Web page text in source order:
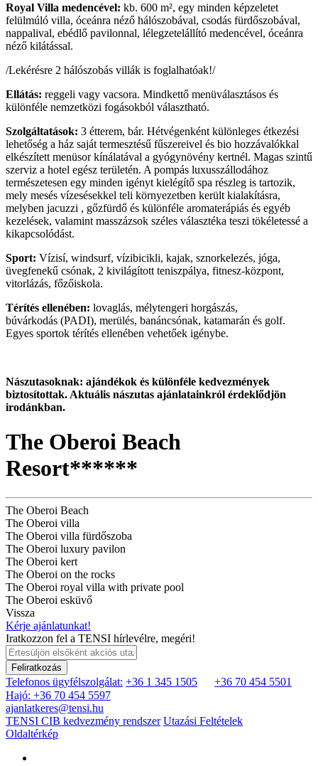
Royal Villa medencével: kb. 600 m², egy minden képzeletet
felülmúló villa, óceánra néző hálószobával, csodás fürdőszobával,
nappalival, ebédlő pavilonnal, lélegzetelállító medencével, óceánra
néző kilátással.
/Lekérésre 2 hálószobás villák is foglalhatóak!/
Ellátás: reggeli vagy vacsora. Mindkettő menüválasztásos és
különféle nemzetközi fogásokból választható.
Szolgáltatások: 3 étterem, bár. Hétvégenként különleges étkezési
lehetőség a ház saját termesztésű fűszereivel és bio hozzávalókkal
elkészített menüsor kínálatával a gyógynövény kertnél. Magas szintű
szerviz a hotel egész területén. A pompás luxusszállodához
természetesen egy minden igényt kielégítő spa részleg is tartozik,
mely mesés vízesésekkel teli környezetben került kialakításra,
melyben jacuzzi , gőzfürdő és különféle aromaterápiás és egyéb
kezelések, valamint masszázsok széles választéka teszi tökéletessé a
kikapcsolódást.
Sport: Vízisí, windsurf, vízibicikli, kajak, sznorkelezés, jóga,
üvegfenekű csónak, 2 kivilágított teniszpálya, fitnesz-központ,
vitorlázás, főzőiskola.
Térítés ellenében: lovaglás, mélytengeri horgászás,
búvárkodás (PADI), merülés, banáncsónak, katamarán és golf.
Egyes sportok térítés ellenében vehetőek igénybe.
Nászutasoknak: ajándékok és különféle kedvezmények
biztosítottak. Aktuális nászutas ajánlatainkról érdeklődjön
irodánkban.
The Oberoi Beach
Resort******
The Oberoi Beach
The Oberoi villa
The Oberoi villa fürdőszoba
The Oberoi luxury pavilon
The Oberoi kert
The Oberoi on the rocks
The Oberoi royal villa with private pool
The Oberoi esküvő
Vissza
Kérje ajánlatunkat!
Iratkozzon fel a TENSI hírlevélre, megéri!
Feliratkozás
Telefonos ügyfélszolgálat: +36 1 345 1505
+36 70 454 5501
Hajó: +36 70 454 5597
ajanlatkeres@tensi.hu
TENSI CIB kedvezmény rendszer Utazási Feltételek
Oldaltérkép